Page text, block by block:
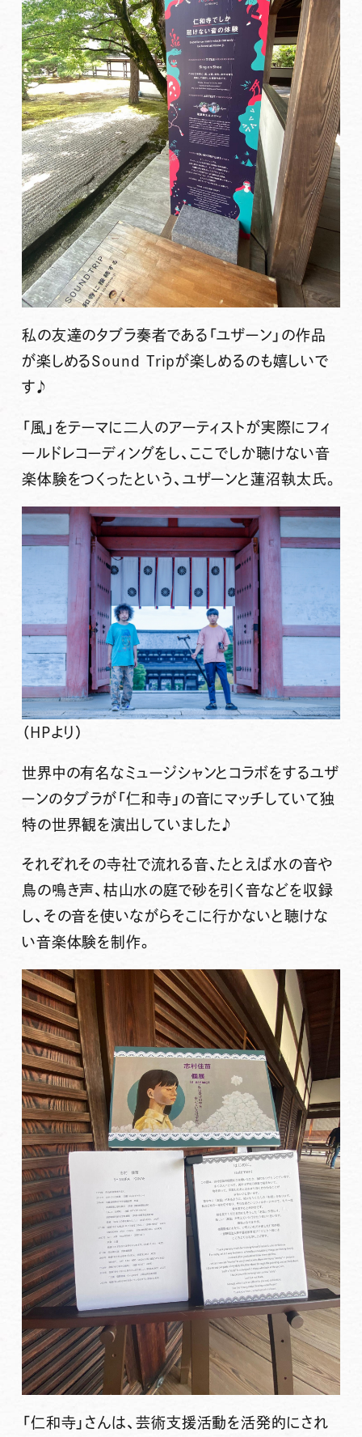
私の友達のタブラ奏者である「ユザーン」の作品
が楽しめるSound Tripが楽しめるのも嬉しいで
す♪
「風」をテーマに二人のアーティストが実際にフィ
ールドレコーディングをし、ここでしか聴けない音
楽体験をつくったという、ユザーンと蓮沼執太氏。
（HPより）
世界中の有名なミュージシャンとコラボをするユザ
ーンのタブラが「仁和寺」の音にマッチしていて独
特の世界観を演出していました♪
それぞれその寺社で流れる音、たとえば水の音や
鳥の鳴き声、枯山水の庭で砂を引く音などを収録
し、その音を使いながらそこに行かないと聴けな
い音楽体験を制作。
「仁和寺」さんは、芸術支援活動を活発的にされ